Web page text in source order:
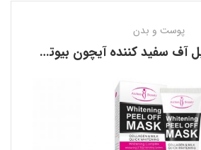
پوست و بدن
ماسک صورت پیل آف سفید کننده آیچون بیوتی AICHUN BEAUTY